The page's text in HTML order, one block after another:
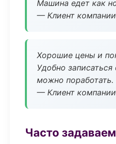
Машина едет как
— Клиент компании
Хорошие цены и
Удобно записаться
можно поработать.
— Клиент компании
Часто